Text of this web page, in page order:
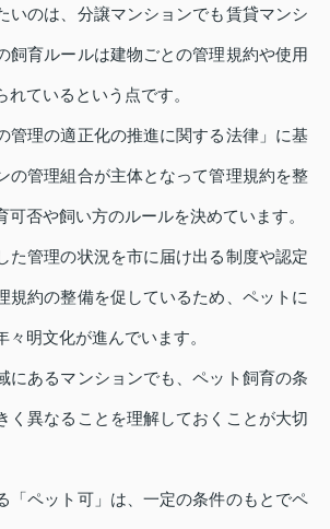
いのは、分譲マンションでも賃貸マンシ
飼育ルールは建物ごとの管理規約や使用
ているという点です。
管理の適正化の推進に関する法律」に基
の管理組合が主体となって管理規約を整
可否や飼い方のルールを決めています。
た管理の状況を市に届け出る制度や認定
規約の整備を促しているため、ペットに
々明文化が進んでいます。
にあるマンションでも、ペット飼育の条
く異なることを理解しておくことが大切
「ペット可」は、一定の条件のもとでペ